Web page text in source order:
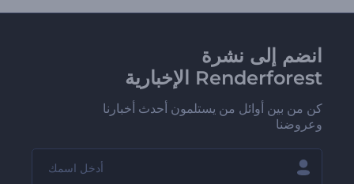
انضم إلى نشرة
Renderforest الإخبارية
كن من بين أوائل من يستلمون أحدث أخبارنا
وعروضنا